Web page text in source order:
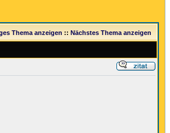
Thema anzeigen :: Nächstes Thema anzeigen